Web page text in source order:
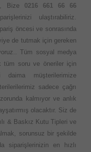
Bize 0216 661 66 66
ulaştırabiliriz.
öncesi ve sonrasında
de tutmak için gereken
Tüm sosyal medya
tüm soru ve öneriler için
müşterilerimize
sadece çağrı
kalmıyor ve anlık
olacaktır. Siz de
& Baskız Kutu Tipleri ve
sorunsuz bir şekilde
siparişlerinizin en hızlı